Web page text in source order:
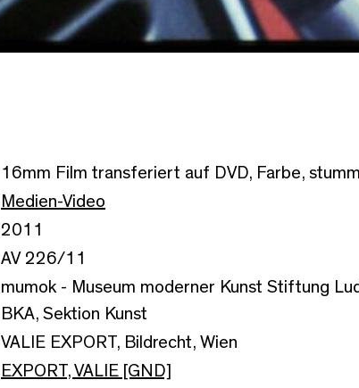
16mm Film transferiert auf DVD, Farbe,
Medien-Video
2011
AV 226/11
mumok - Museum moderner Kunst Stiftung
BKA, Sektion Kunst
VALIE EXPORT, Bildrecht, Wien
EXPORT, VALIE [GND]